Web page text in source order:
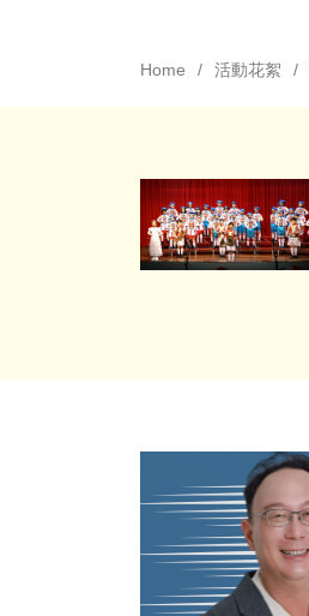
Home 活動花絮